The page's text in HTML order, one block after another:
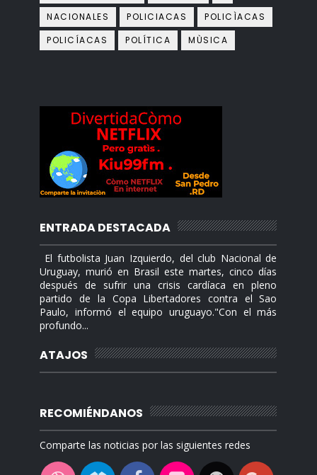
NACIONALES
POLICIACAS
POLICÌACAS
POLICÍACAS
POLÍTICA MÙSICA
ENTRADA DESTACADA
El futbolista Juan Izquierdo, del club Nacional de
Uruguay, murió en Brasil este martes, cinco días
después de sufrir una crisis cardíaca en pleno
partido de la Copa Libertadores contra el Sao
Paulo, informó el equipo uruguayo."Con el más
profundo...
ATAJOS
RECOMIÉNDANOS
Comparte las noticias por las siguientes redes